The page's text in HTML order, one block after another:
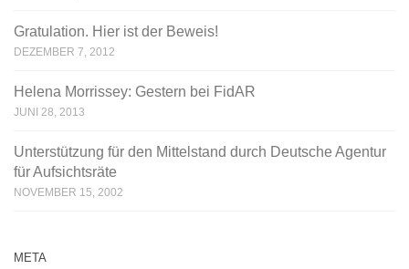
Gratulation. Hier ist der Beweis!
DEZEMBER 7, 2012
Helena Morrissey: Gestern bei FidAR
JUNI 28, 2013
Unterstützung für den Mittelstand durch Deutsche Agentur
für Aufsichtsräte
NOVEMBER 15, 2002
META